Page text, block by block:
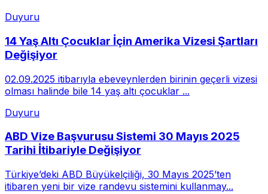
Duyuru
14 Yaş Altı Çocuklar İçin Amerika Vizesi Şartları
Değişiyor
02.09.2025 itibarıyla ebeveynlerden birinin geçerli vizesi
olması halinde bile 14 yaş altı çocuklar ...
Duyuru
ABD Vize Başvurusu Sistemi 30 Mayıs 2025
Tarihi İtibariyle Değişiyor
Türkiye’deki ABD Büyükelçiliği, 30 Mayıs 2025’ten
itibaren yeni bir vize randevu sistemini kullanmay...